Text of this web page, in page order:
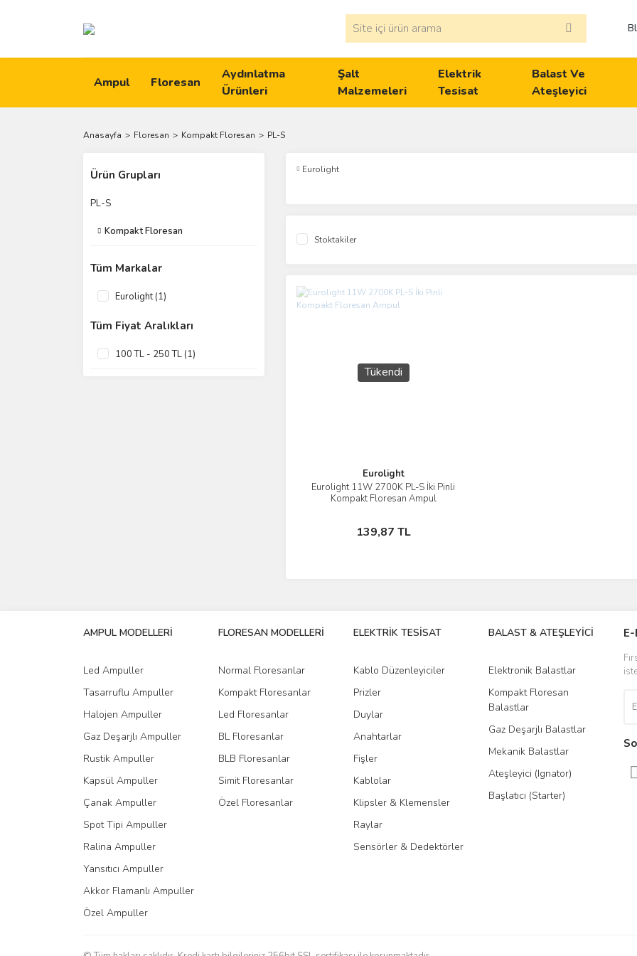
Ampul Floresan
Aydınlatma
Ürünleri
Şalt
Malzemeleri
Elektrik
Tesisat
Balast Ve
Ateşleyici
Anasayfa Floresan Kompakt Floresan PL-S
Ürün Grupları
PL-S
Kompakt Floresan
Tüm Markalar
Eurolight (1)
Tüm Fiyat Aralıkları
100 TL - 250 TL (1)
Eurolight
Stoktakiler
Tükendi
Eurolight
Eurolight 11W 2700K PL-S İki Pinli
Kompakt Floresan Ampul
139,87 TL
İncele
Stokta Yok
AMPUL MODELLERİ
Led Ampuller
Tasarruflu Ampuller
Halojen Ampuller
Gaz Deşarjlı Ampuller
Rustik Ampuller
Kapsül Ampuller
Çanak Ampuller
Spot Tipi Ampuller
Ralina Ampuller
Yansıtıcı Ampuller
Akkor Flamanlı Ampuller
Özel Ampuller
FLORESAN MODELLERİ
Normal Floresanlar
Kompakt Floresanlar
Led Floresanlar
BL Floresanlar
BLB Floresanlar
Simit Floresanlar
Özel Floresanlar
ELEKTRİK TESİSAT
Kablo Düzenleyiciler
Prizler
Duylar
Anahtarlar
Fişler
Kablolar
Klipsler & Klemensler
Raylar
Sensörler & Dedektörler
BALAST & ATEŞLEYİCİ
Elektronik Balastlar
Kompakt Floresan
Balastlar
Gaz Deşarjlı Balastlar
Mekanik Balastlar
Ateşleyici (Ignator)
Başlatıcı (Starter)